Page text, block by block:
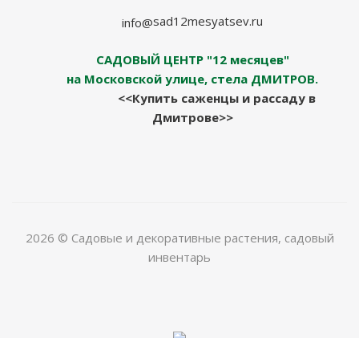
info@sad12mesyatsev.ru
САДОВЫЙ ЦЕНТР "12 месяцев"
на Московской улице, стела ДМИТРОВ.
<<Купить саженцы и рассаду в
Дмитрове>>
2026 © Садовые и декоративные растения, садовый
инвентарь